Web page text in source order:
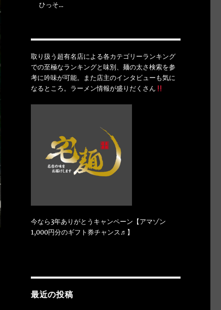
ひっそ...
取り扱う超有名店による各カテゴリーランキング
での至極なランキングと味別、麺の太さ検索を参
考に吟味が可能。また店主のインタビューも気に
なるところ。ラーメン情報が盛りだくさん
今なら3年ありがとうキャンペーン【アマゾン
1,000円分のギフト券チャンス♬】
最近の投稿